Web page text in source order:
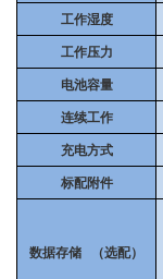
工作湿度
工作压力
电池容量
连续工作
充电方式
标配附件
数据存储 （选配）